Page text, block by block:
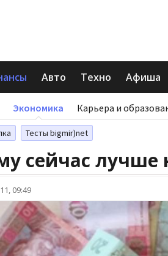
Авто Техно Афиша
Экономика Карьера и
Тесты bigmir)net
сейчас лучше
09:49